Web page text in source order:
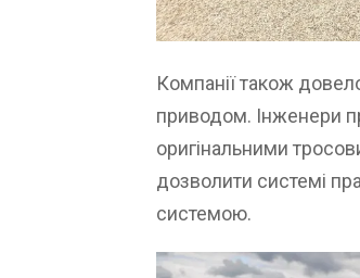
Компанії також
приводом. Інженери
оригінальними
дозволити системі
системою.